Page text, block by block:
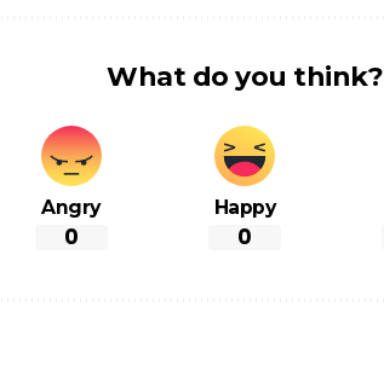
What do you think?
Angry
0
Happy
0